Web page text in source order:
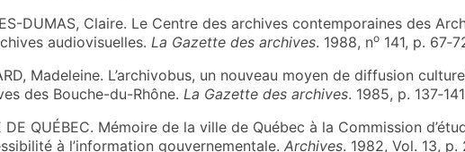
DUMAS, Claire. Le Centre des archives contemporaines des
audiovisuelles. La Gazette des archives. 1988, no141, p.
Madeleine. L’archivobus, un nouveau moyen de diffusion
des Bouche-du-Rhône. La Gazette des archives. 1985, p. 137‑141
DE QUÉBEC. Mémoire de la ville de Québec à la Commission
à l’information gouvernementale. Archives. 1982, Vol. 13, p.